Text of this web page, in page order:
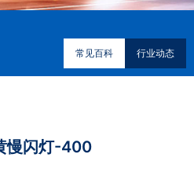
常见百科 行业动态
慢闪灯-400